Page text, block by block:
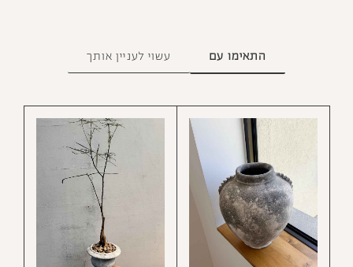
התאימו עם עשוי לעניין אותך